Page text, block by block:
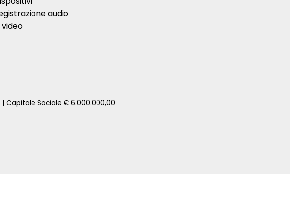
audio
video
| Capitale Sociale € 6.000.000,00